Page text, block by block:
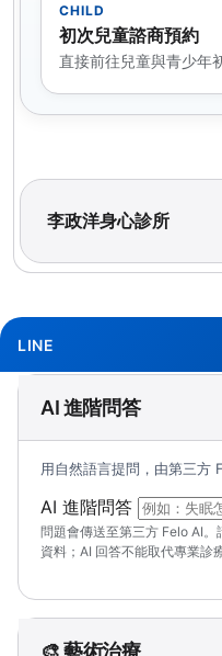
CHILD
初次兒童諮商預約
直接前往兒童與青少年
李政洋身心診所
LINE
AI 進階問答
用自然語言提問，由第三方
AI 進階問答 （可輸入
問題會傳送至第三方 Felo AI
資料；AI 回答不能取代專業診療